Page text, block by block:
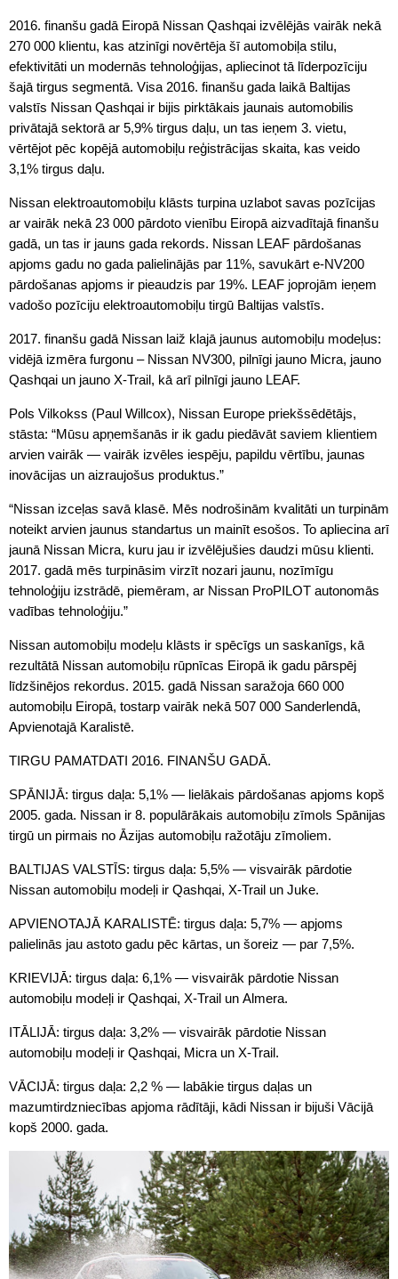
2016. finanšu gadā Eiropā Nissan Qashqai izvēlējās vairāk nekā
270 000 klientu, kas atzinīgi novērtēja šī automobiļa stilu,
efektivitāti un modernās tehnoloģijas, apliecinot tā līderpozīciju
šajā tirgus segmentā. Visa 2016. finanšu gada laikā Baltijas
valstīs Nissan Qashqai ir bijis pirktākais jaunais automobilis
privātajā sektorā ar 5,9% tirgus daļu, un tas ieņem 3. vietu,
vērtējot pēc kopējā automobiļu reģistrācijas skaita, kas veido
3,1% tirgus daļu.
Nissan elektroautomobiļu klāsts turpina uzlabot savas pozīcijas
ar vairāk nekā 23 000 pārdoto vienību Eiropā aizvadītajā finanšu
gadā, un tas ir jauns gada rekords. Nissan LEAF pārdošanas
apjoms gadu no gada palielinājās par 11%, savukārt e-NV200
pārdošanas apjoms ir pieaudzis par 19%. LEAF joprojām ieņem
vadošo pozīciju elektroautomobiļu tirgū Baltijas valstīs.
2017. finanšu gadā Nissan laiž klajā jaunus automobiļu modeļus:
vidējā izmēra furgonu – Nissan NV300, pilnīgi jauno Micra, jauno
Qashqai un jauno X-Trail, kā arī pilnīgi jauno LEAF.
Pols Vilkokss (Paul Willcox), Nissan Europe priekšsēdētājs,
stāsta: “Mūsu apņemšanās ir ik gadu piedāvāt saviem klientiem
arvien vairāk — vairāk izvēles iespēju, papildu vērtību, jaunas
inovācijas un aizraujošus produktus.”
“Nissan izceļas savā klasē. Mēs nodrošinām kvalitāti un turpinām
noteikt arvien jaunus standartus un mainīt esošos. To apliecina arī
jaunā Nissan Micra, kuru jau ir izvēlējušies daudzi mūsu klienti.
2017. gadā mēs turpināsim virzīt nozari jaunu, nozīmīgu
tehnoloģiju izstrādē, piemēram, ar Nissan ProPILOT autonomās
vadības tehnoloģiju.”
Nissan automobiļu modeļu klāsts ir spēcīgs un saskanīgs, kā
rezultātā Nissan automobiļu rūpnīcas Eiropā ik gadu pārspēj
līdzšinējos rekordus. 2015. gadā Nissan saražoja 660 000
automobiļu Eiropā, tostarp vairāk nekā 507 000 Sanderlendā,
Apvienotajā Karalistē.
TIRGU PAMATDATI 2016. FINANŠU GADĀ.
SPĀNIJĀ: tirgus daļa: 5,1% — lielākais pārdošanas apjoms kopš
2005. gada. Nissan ir 8. populārākais automobiļu zīmols Spānijas
tirgū un pirmais no Āzijas automobiļu ražotāju zīmoliem.
BALTIJAS VALSTĪS: tirgus daļa: 5,5% — visvairāk pārdotie
Nissan automobiļu modeļi ir Qashqai, X-Trail un Juke.
APVIENOTAJĀ KARALISTĒ: tirgus daļa: 5,7% — apjoms
palielinās jau astoto gadu pēc kārtas, un šoreiz — par 7,5%.
KRIEVIJĀ: tirgus daļa: 6,1% — visvairāk pārdotie Nissan
automobiļu modeļi ir Qashqai, X-Trail un Almera.
ITĀLIJĀ: tirgus daļa: 3,2% — visvairāk pārdotie Nissan
automobiļu modeļi ir Qashqai, Micra un X-Trail.
VĀCIJĀ: tirgus daļa: 2,2 % — labākie tirgus daļas un
mazumtirdzniecības apjoma rādītāji, kādi Nissan ir bijuši Vācijā
kopš 2000. gada.